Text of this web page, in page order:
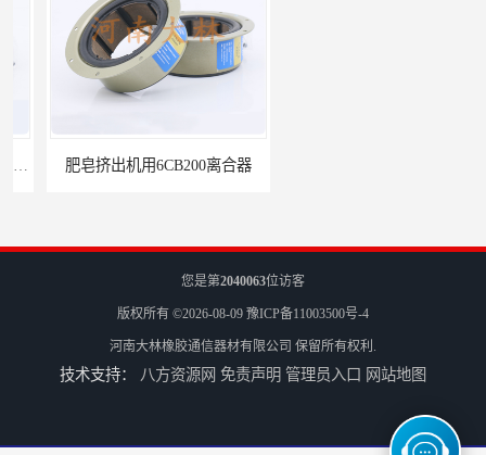
肥皂挤出机用6CB200离合器
冷镦机电机用小型8CB250离合器制动器刹车
您是第2040063位访客
版权所有 ©2026-08-09 豫ICP备11003500号-4
河南大林橡胶通信器材有限公司 保留所有权利.
技术支持： 八方资源网 免责声明 管理员入口 网站地图